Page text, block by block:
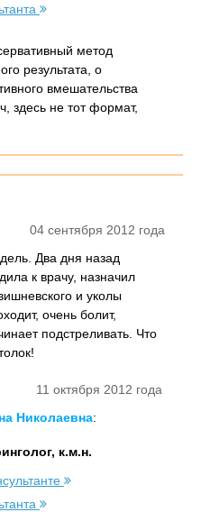
метод
результата, о
вмешательства
здесь не тот формат,
04 сентября 2012 года
Два дня назад
к врачу, назначил
и уколы
очень болит,
подстреливать. Что
11 октября 2012 года
Николаевна:
к.м.н.